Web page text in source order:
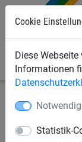
Cookie
Diese
Informationen
Statistik-
Bauschutznetze